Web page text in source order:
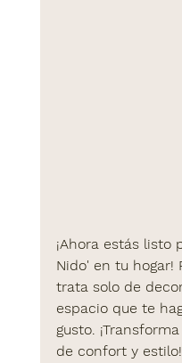
¡Ahora estás listo
Nido' en tu hogar!
trata solo de
espacio que te
gusto.
de confort y